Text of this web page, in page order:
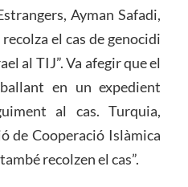
Ayman Safadi,
el cas de genocidi
al TIJ”. Va afegir que el
en un expedient
al cas. Turquia,
de Cooperació Islàmica
recolzen el cas”.